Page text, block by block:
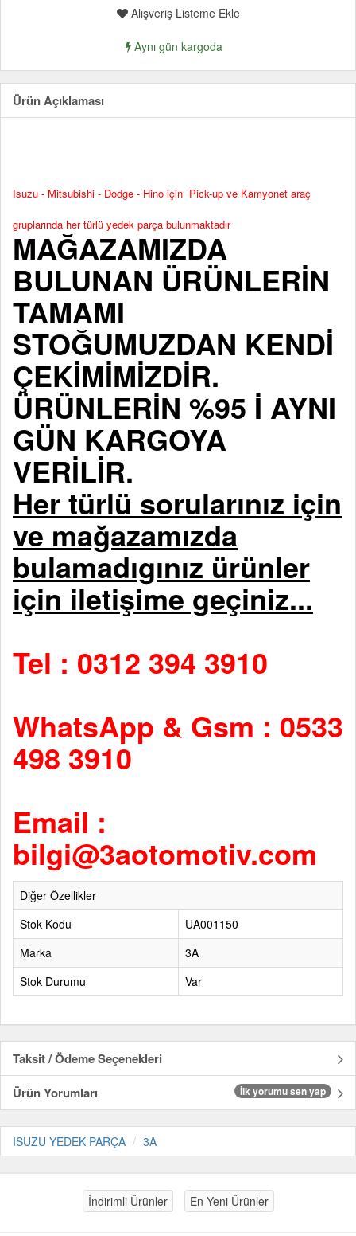
Alışveriş Listeme Ekle
Aynı gün kargoda
Ürün Açıklaması
Isuzu - Mitsubishi - Dodge - Hino için Pick-up ve Kamyonet araç
gruplarında her türlü yedek parça bulunmaktadır
MAĞAZAMIZDA
BULUNAN ÜRÜNLERİN
TAMAMI
STOĞUMUZDAN KENDİ
ÇEKİMİMİZDİR.
ÜRÜNLERİN %95 İ AYNI
GÜN KARGOYA
VERİLİR.
Her türlü sorularınız için
ve mağazamızda
bulamadıgınız ürünler
için iletişime geçiniz...
Tel : 0312 394 3910
WhatsApp & Gsm : 0533
498 3910
Email :
bilgi@3aotomotiv.com
Diğer Özellikler
Stok Kodu
UA001150
Marka
3A
Stok Durumu
Var
Taksit / Ödeme Seçenekleri
Ürün Yorumları
İlk yorumu sen yap
ISUZU YEDEK PARÇA 3A
İndirimli Ürünler En Yeni Ürünler